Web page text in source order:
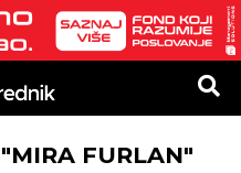
FURLAN"